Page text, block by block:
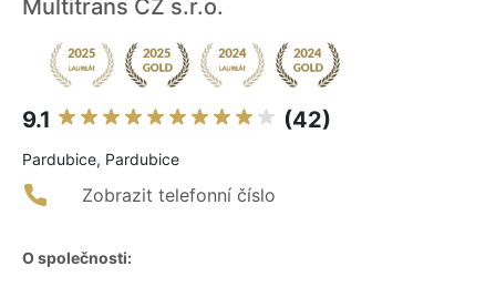
Multitrans CZ s.r.o.
9.1 (42)
Pardubice, Pardubice
Zobrazit telefonní číslo
O společnosti: